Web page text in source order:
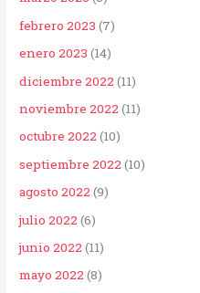
febrero 2023 (7)
enero 2023 (14)
diciembre 2022 (11)
noviembre 2022 (11)
octubre 2022 (10)
septiembre 2022 (10)
agosto 2022 (9)
julio 2022 (6)
junio 2022 (11)
mayo 2022 (8)